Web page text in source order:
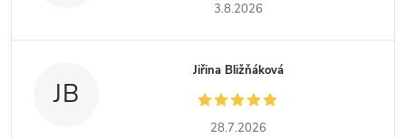
3.8.2026
JB
Jiřina Bližňáková
28.7.2026